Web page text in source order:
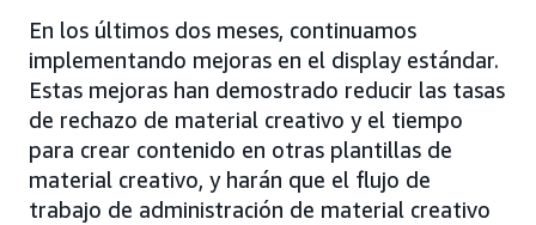
En los últimos dos meses, continuamos
implementando mejoras en el display estándar.
Estas mejoras han demostrado reducir las tasas
de rechazo de material creativo y el tiempo
para crear contenido en otras plantillas de
material creativo, y harán que el flujo de
trabajo de administración de material creativo